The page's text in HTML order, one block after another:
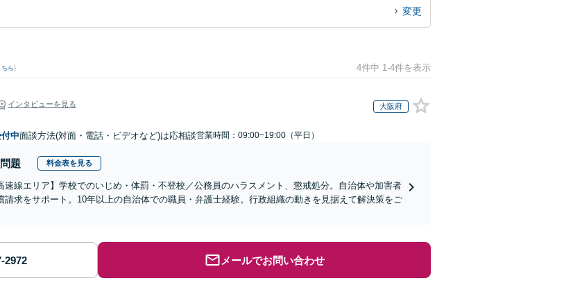
変更
ちら) 4件中 1-4件を表示
インタビューを見る 大阪府
中面談方法(対面・電話・ビデオなど)は応相談営業時間：09:00~19:00（平日）
題 料金表を見る
速線エリア】学校でのいじめ・体罰・不登校／公務員のハラスメント、懲戒処分。自治体や加害者
請求をサポート。10年以上の自治体での職員・弁護士経験。行政組織の動きを見据えて解決策をご
メールでお問い合わせ